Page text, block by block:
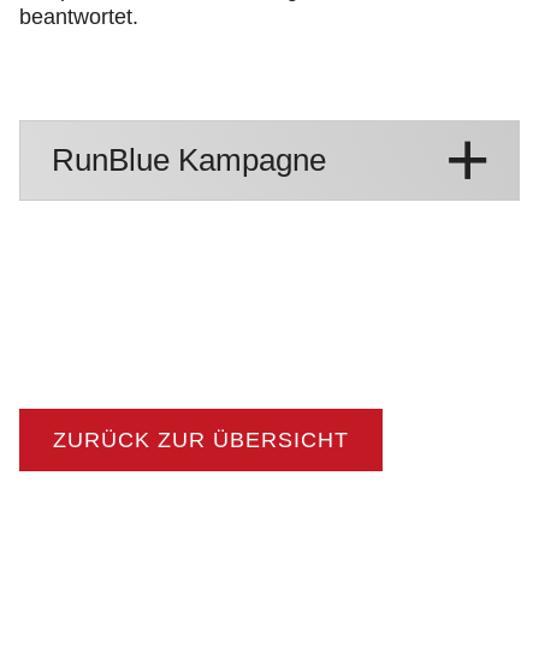
beantwortet.
RunBlue Kampagne
ZURÜCK ZUR ÜBERSICHT